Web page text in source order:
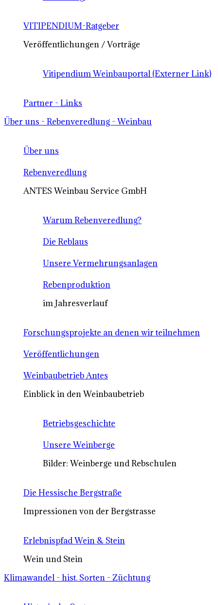
VITIPENDIUM-Ratgeber
Veröffentlichungen / Vorträge
Vitipendium Weinbauportal (Externer Link)
Partner - Links
Über uns - Rebenveredlung - Weinbau
Über uns
Rebenveredlung
ANTES Weinbau Service GmbH
Warum Rebenveredlung?
Die Reblaus
Unsere Vermehrungsanlagen
Rebenproduktion
im Jahresverlauf
Forschungsprojekte an denen wir teilnehmen
Veröffentlichungen
Weinbaubetrieb Antes
Einblick in den Weinbaubetrieb
Betriebsgeschichte
Unsere Weinberge
Bilder: Weinberge und Rebschulen
Die Hessische Bergstraße
Impressionen von der Bergstrasse
Erlebnispfad Wein & Stein
Wein und Stein
Klimawandel - hist. Sorten - Züchtung